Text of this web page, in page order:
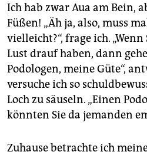
Ich hab zwar Aua am Bein,
Füßen! „Äh ja, also, muss
vielleicht?“, frage ich.
Lust drauf haben, dann
Podologen, meine Güte“,
versuche ich so
Loch zu säuseln. „Einen
könnten Sie da jemanden
Zuhause betrachte ich